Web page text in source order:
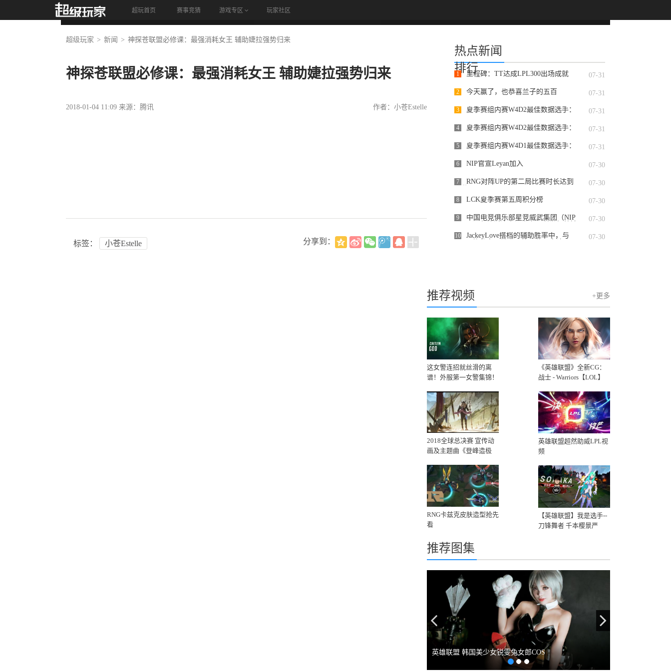
超玩首页 赛事竞猜 游戏专区 玩家社区
首页 视频 竞猜 论坛
超级玩家 新闻 神探苍联盟必修课：最强消耗女王 辅助婕拉强势归来
神探苍联盟必修课：最强消耗女王 辅助婕拉强势归来
2018-01-04 11:09 来源：腾讯 作者：小苍Estelle
标签： 小苍Estelle 分享到：
热点新闻
排行
1 里程碑：TT达成LPL300出场成就 07-31
2 今天赢了，也恭喜兰子的五百 07-31
3
夏季赛组内赛W4D2最佳数据选手：
07-31
4
夏季赛组内赛W4D2最佳数据选手：
07-31
5
夏季赛组内赛W4D1最佳数据选手：
07-31
6 NIP官宣Leyan加入 07-30
7
RNG对阵UP的第二局比赛时长达到
07-30
8 LCK夏季赛第五周积分榜 07-30
9
中国电竞俱乐部星竞威武集团（NIP
仪式
07-30
10
JackeyLove搭档的辅助胜率中，与
07-30
推荐视频 +更多
这女警连招就丝滑的离
谱！外服第一女警集锦！
《英雄联盟》全新CG：
战士 - Warriors【LOL】
2018全球总决赛 宣传动
画及主题曲《登峰造极
英雄联盟超然助威LPL视
频
RNG卡兹克皮肤造型抢先
看
【英雄联盟】我是选手--
刀锋舞者 千本樱景严
推荐图集
英雄联盟 韩国美少女锐雯兔女郎COS
Previous